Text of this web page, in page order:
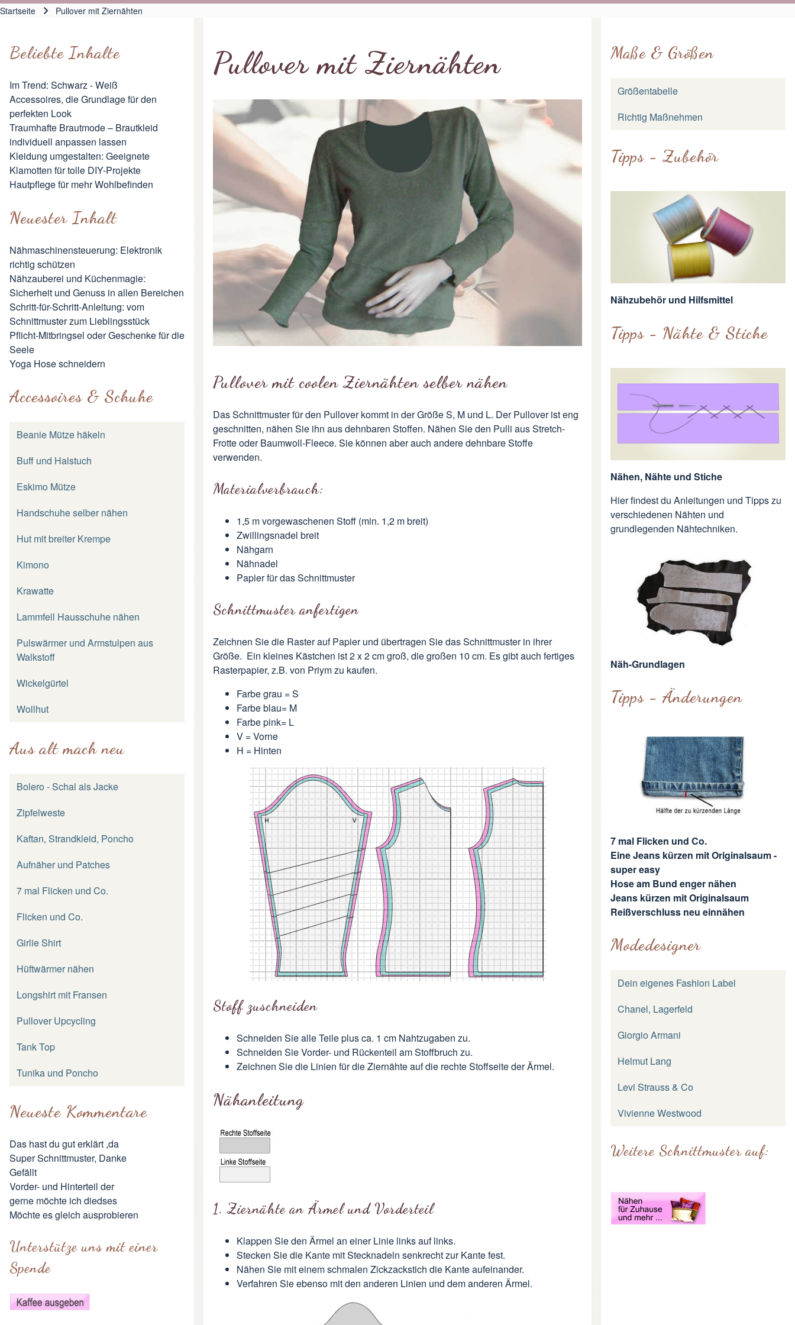
Startseite Pullover mit Ziernähten
Beliebte Inhalte
Im Trend: Schwarz - Weiß
Accessoires, die Grundlage für den
perfekten Look
Traumhafte Brautmode – Brautkleid
individuell anpassen lassen
Kleidung umgestalten: Geeignete
Klamotten für tolle DIY-Projekte
Hautpflege für mehr Wohlbefinden
Neuester Inhalt
Nähmaschinensteuerung: Elektronik
richtig schützen
Nähzauberei und Küchenmagie:
Sicherheit und Genuss in allen Bereichen
Schritt-für-Schritt-Anleitung: vom
Schnittmuster zum Lieblingsstück
Pflicht-Mitbringsel oder Geschenke für die
Seele
Yoga Hose schneidern
Accessoires & Schuhe
Beanie Mütze häkeln
Buff und Halstuch
Eskimo Mütze
Handschuhe selber nähen
Hut mit breiter Krempe
Kimono
Krawatte
Lammfell Hausschuhe nähen
Pulswärmer und Armstulpen aus
Walkstoff
Wickelgürtel
Wollhut
Aus alt mach neu
Bolero - Schal als Jacke
Zipfelweste
Kaftan, Strandkleid, Poncho
Aufnäher und Patches
7 mal Flicken und Co.
Flicken und Co.
Girlie Shirt
Hüftwärmer nähen
Longshirt mit Fransen
Pullover Upcycling
Tank Top
Tunika und Poncho
Neueste Kommentare
Das hast du gut erklärt ,da
Super Schnittmuster, Danke
Gefällt
Vorder- und Hinterteil der
gerne möchte ich diedses
Möchte es gleich ausprobieren
Unterstütze uns mit einer
Spende
Pullover mit Ziernähten
Pullover mit coolen Ziernähten selber nähen
Das Schnittmuster für den Pullover kommt in der Größe S, M und L. Der Pullover ist eng
geschnitten, nähen Sie ihn aus dehnbaren Stoffen. Nähen Sie den Pulli aus Stretch-
Frotte oder Baumwoll-Fleece. Sie können aber auch andere dehnbare Stoffe
verwenden.
Materialverbrauch:
1,5 m vorgewaschenen Stoff (min. 1,2 m breit)
Zwillingsnadel breit
Nähgarn
Nähnadel
Papier für das Schnittmuster
Schnittmuster anfertigen
Zeichnen Sie die Raster auf Papier und übertragen Sie das Schnittmuster in ihrer
Größe. Ein kleines Kästchen ist 2 x 2 cm groß, die großen 10 cm. Es gibt auch fertiges
Rasterpapier, z.B. von Priym zu kaufen.
Farbe grau = S
Farbe blau= M
Farbe pink= L
V = Vorne
H = Hinten
Stoff zuschneiden
Schneiden Sie alle Teile plus ca. 1 cm Nahtzugaben zu.
Schneiden Sie Vorder- und Rückenteil amStoffbruch zu.
Zeichnen Sie die Linien für die Ziernähte auf die rechte Stoffseite der Ärmel.
Nähanleitung
1. Ziernähte an Ärmel und Vorderteil
Klappen Sie den Ärmel an einer Linie links auf links.
Stecken Sie die Kante mit Stecknadeln senkrecht zur Kante fest.
Nähen Sie mit einem schmalen Zickzackstich die Kante aufeinander.
Verfahren Sie ebenso mit den anderen Linien und dem anderen Ärmel.
Maße & Größen
Größentabelle
Richtig Maßnehmen
Tipps - Zubehör
Nähzubehör und Hilfsmittel
Tipps - Nähte & Stiche
Nähen, Nähte und Stiche
Hier findest du Anleitungen und Tipps zu
verschiedenen Nähten und
grundlegenden Nähtechniken.
Näh-Grundlagen
Tipps - Änderungen
7 mal Flicken und Co.
Eine Jeans kürzen mit Originalsaum -
super easy
Hose am Bund enger nähen
Jeans kürzen mit Originalsaum
Reißverschluss neu einnähen
Modedesigner
Dein eigenes Fashion Label
Chanel, Lagerfeld
Giorgio Armani
Helmut Lang
Levi Strauss & Co
Vivienne Westwood
Weitere Schnittmuster auf: